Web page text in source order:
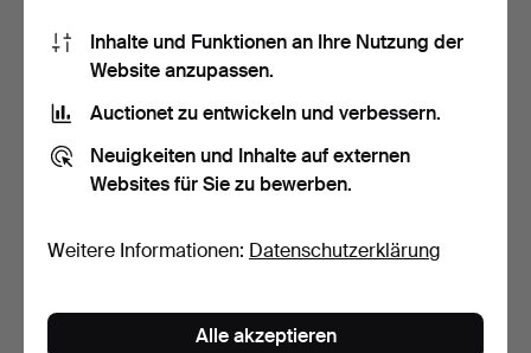
BAPTIST-FORM, KUPFER,
INNEN GETÖNT, VERZIE…
35 Gebote
361 USD
ENGEL, TENN.
2.215 USD
Inhalte und Funktionen an Ihre Nutzung der
Website anzupassen.
Auctionet zu entwickeln und verbessern.
Neuigkeiten und Inhalte auf externen
Websites für Sie zu bewerben.
Weitere Informationen: Datenschutzerklärung
Alle akzeptieren